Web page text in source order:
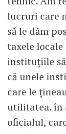
lucruri care
să le dăm
taxele
instituțiile
că unele
care le
utilitatea. în
oficialul,